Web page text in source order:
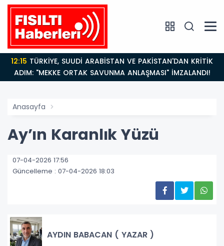
12:15
ADIM: "MEKKE ORTAK SAVUNMA ANLAŞMASI" İMZALANDI!
Anasayfa
​Ay’ın Karanlık Yüzü
07-04-2026 17:56
Güncelleme : 07-04-2026 18:03
AYDIN BABACAN ( YAZAR )